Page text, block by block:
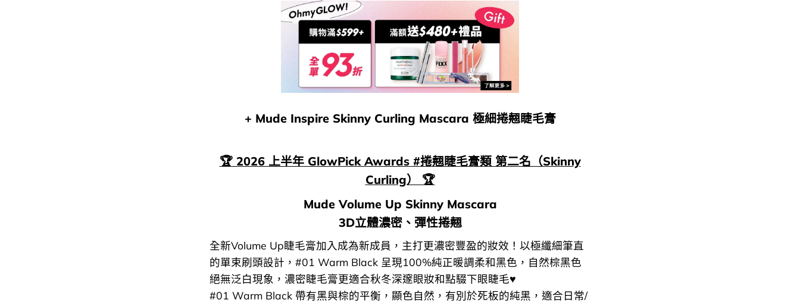
+ Mude Inspire Skinny Curling Mascara 極細捲翹睫毛膏
🏆 2026 上半年 GlowPick Awards #捲翹睫毛膏類 第二名（Skinny
Curling） 🏆
Mude Volume Up Skinny Mascara
3D立體濃密、彈性捲翹
全新Volume Up睫毛膏加入成為新成員，主打更濃密豐盈的妝效！以極纖細筆直
的單束刷頭設計，#01 Warm Black 呈現100%純正暖調柔和黑色，自然棕黑色
絕無泛白現象，濃密睫毛膏更適合秋冬深邃眼妝和點䮕下眼睫毛♥︎
#01 Warm Black 帶有黑與棕的平衡，顯色自然，有別於死板的純黑，適合日常/